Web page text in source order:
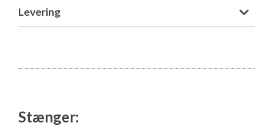
Levering
Stænger: